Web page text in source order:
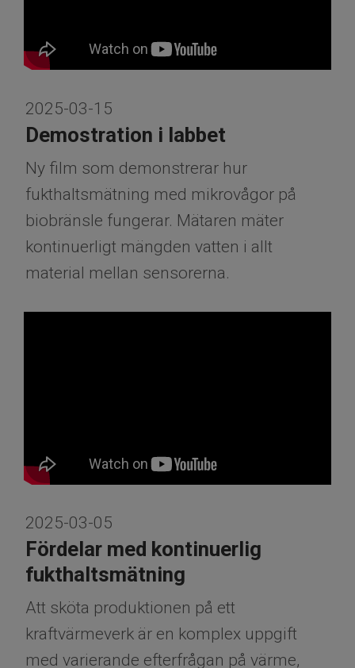
2025-03-15
Demostration i labbet
Ny film som demonstrerar hur
fukthaltsmätning med mikrovågor på
biobränsle fungerar. Mätaren mäter
kontinuerligt mängden vatten i allt
material mellan sensorerna.
2025-03-05
Fördelar med kontinuerlig
fukthaltsmätning
Att sköta produktionen på ett
kraftvärmeverk är en komplex uppgift
med varierande efterfrågan på värme,